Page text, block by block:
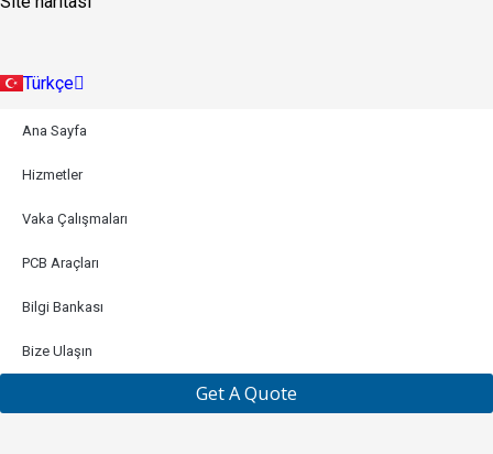
Türkçe
Indonesia
Ana Sayfa
Hizmetler
Vaka Çalışmaları
PCB Araçları
Bilgi Bankası
Bize Ulaşın
Get A Quote